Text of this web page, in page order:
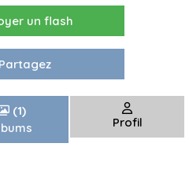
un flash
Partagez
(1)
Profil